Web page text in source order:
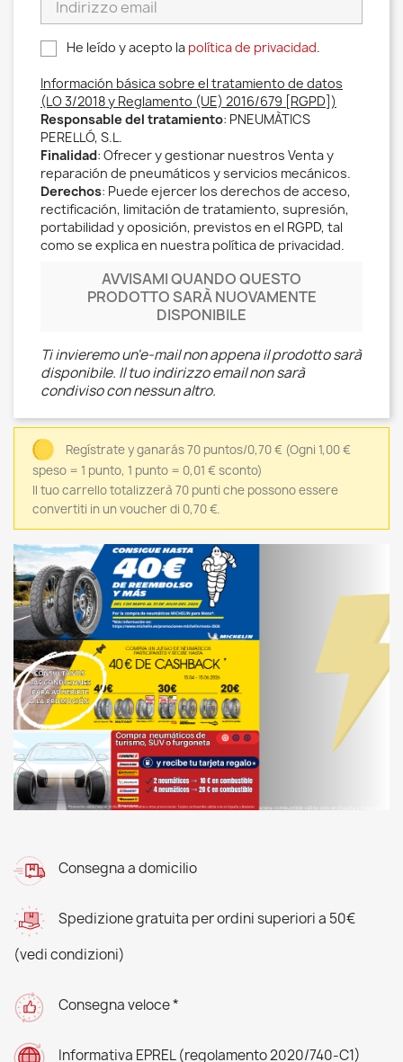
He leído y acepto la política de privacidad.
Información básica sobre el tratamiento de datos
(LO 3/2018 y Reglamento (UE) 2016/679 [RGPD])
Responsable del tratamiento: PNEUMÀTICS
PERELLÓ, S.L.
Finalidad: Ofrecer y gestionar nuestros Venta y
reparación de pneumáticos y servicios mecánicos.
Derechos: Puede ejercer los derechos de acceso,
rectificación, limitación de tratamiento, supresión,
portabilidad y oposición, previstos en el RGPD, tal
como se explica en nuestra política de privacidad.
AVVISAMI QUANDO QUESTO
PRODOTTO SARÀ NUOVAMENTE
DISPONIBILE
Ti invieremo un'e-mail non appena il prodotto sarà
disponibile. Il tuo indirizzo email non sarà
condiviso con nessun altro.
Regístrate y ganarás 70 puntos/0,70 € (Ogni 1,00 €
speso = 1 punto, 1 punto = 0,01 € sconto)
Il tuo carrello totalizzerà 70 punti che possono essere
convertiti in un voucher di 0,70 €.
Consegna a domicilio
Spedizione gratuita per ordini superiori a 50€
(vedi condizioni)
Consegna veloce *
Informativa EPREL (regolamento 2020/740-C1)